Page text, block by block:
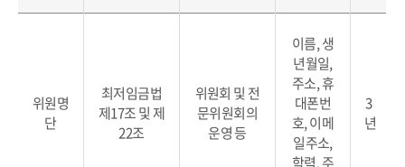
위원명
단
최저임금법
제17조 및 제
22조
위원회 및 전
문위원회의
운영 등
이름, 생
년월일,
주소, 휴
대폰번
호, 이메
일주소,
학력, 주
3
년